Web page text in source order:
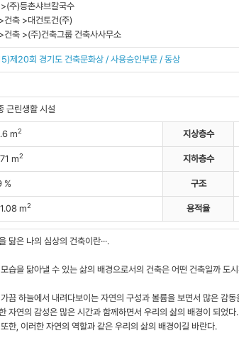
사회복지
자료실
주)등촌샤브칼국수
건축 >대건토건(주)
건축 >(주)건축그룹 건축사사무소
제20회 경기도 건축문화상 / 사용승인부문 / 동상
근린생활 시설
m2 지상층수
m2 지하층수
% 구조
m2 용적율
닮은 나의 심상의 건축이란···.
습을 닮아낼 수 있는 삶의 배경으로서의 건축은 어떤 건축일까 도
끔 하늘에서 내려다보이는 자연의 구성과 볼륨을 보면서 많은 감동
자연의 감성은 많은 시간과 함께하면서 우리의 삶의 배경이 되었다.
한, 이러한 자연의 역할과 같은 우리의 삶의 배경이길 바란다.